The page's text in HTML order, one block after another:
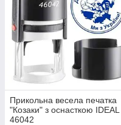
Прикольна весела печатка
"Козаки" з оснасткою IDEAL
46042